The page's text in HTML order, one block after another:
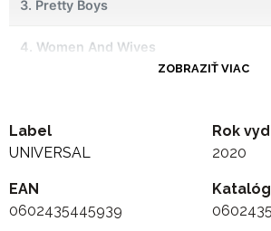
3. Pretty Boys
4. Women And Wives
6. Deep Deep Feeling
8. The Kiss Of Venus
ZOBRAZIŤ VIAC
Label
UNIVERSAL
Rok
2020
EAN
0602435445939